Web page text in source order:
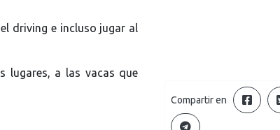
driving e incluso jugar al
lugares, a las vacas que
Compartir en